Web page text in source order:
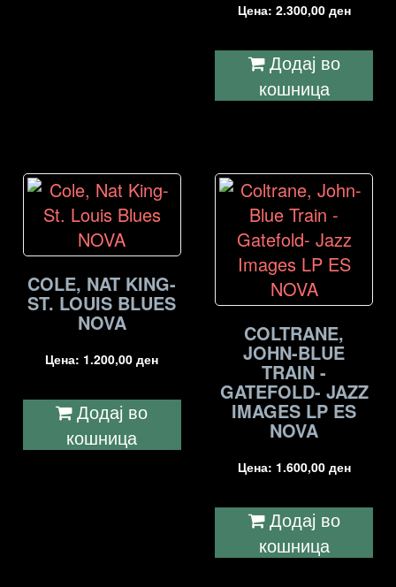
Цена: 2.300,00 ден
Додај во
кошница
COLE, NAT KING-
ST. LOUIS BLUES
NOVA
Цена: 1.200,00ден
Додај во
кошница
COLTRANE,
JOHN-BLUE
TRAIN -
GATEFOLD- JAZZ
IMAGES LP ES
NOVA
Цена: 1.600,00 ден
Додај во
кошница